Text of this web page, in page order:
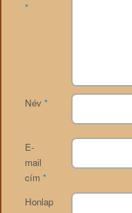
*
Név *
E-
mail
cím *
Honlap